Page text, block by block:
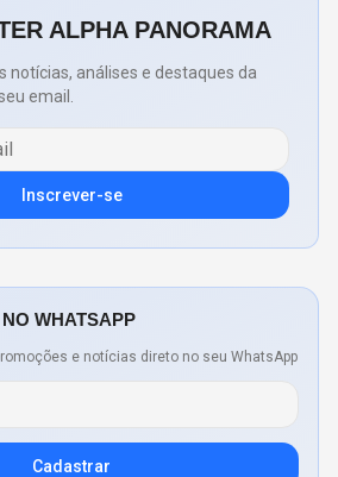
ALPHA PANORAMA
notícias, análises e destaques da
email.
Inscrever-se
WHATSAPP
e notícias direto no seu WhatsApp
Cadastrar